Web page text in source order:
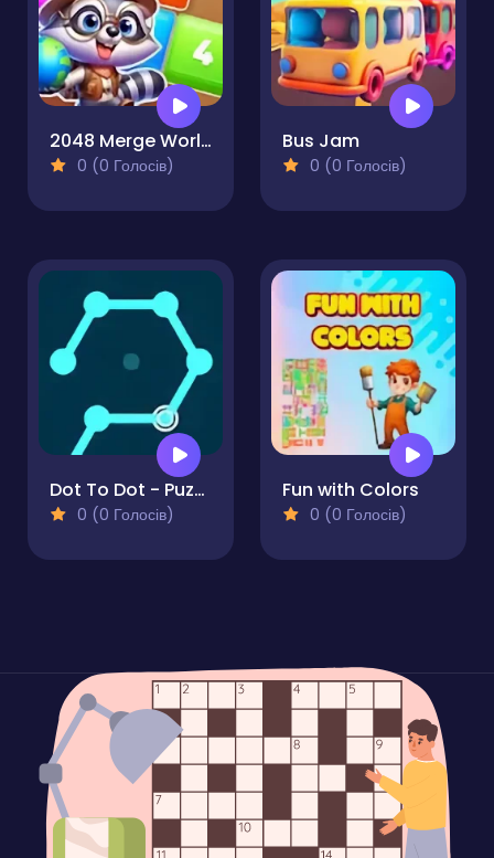
2048 Merge World
0 (0 Голосів)
Bus Jam
0 (0 Голосів)
Dot To Dot - Puzzle
0 (0 Голосів)
Fun with Colors
0 (0 Голосів)